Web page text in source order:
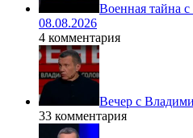
Военная тайна
08.08.2026
4 комментария
Вечер с
33 комментария